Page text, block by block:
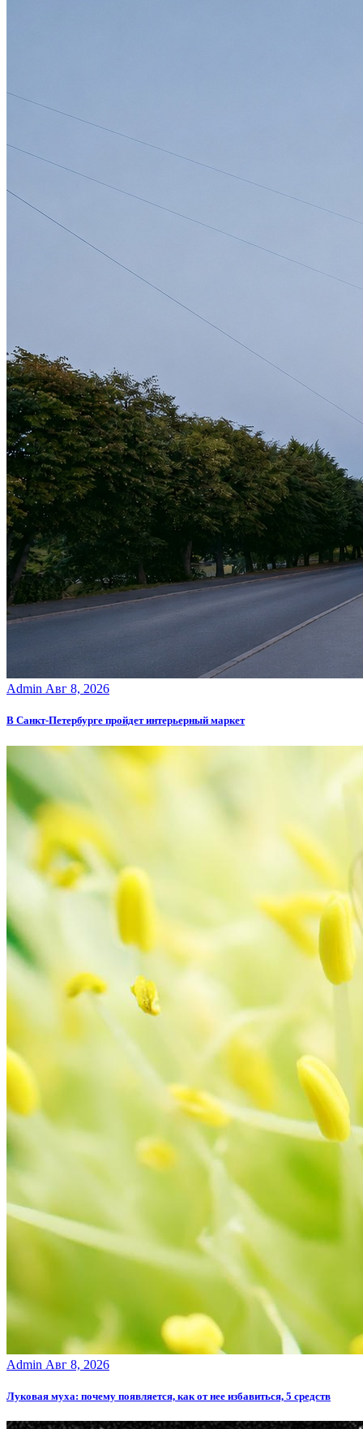
Admin Авг 8, 2026
В Санкт-Петербурге пройдет интерьерный маркет
Admin Авг 8, 2026
Луковая муха: почему появляется, как от нее избавиться, 5 средств